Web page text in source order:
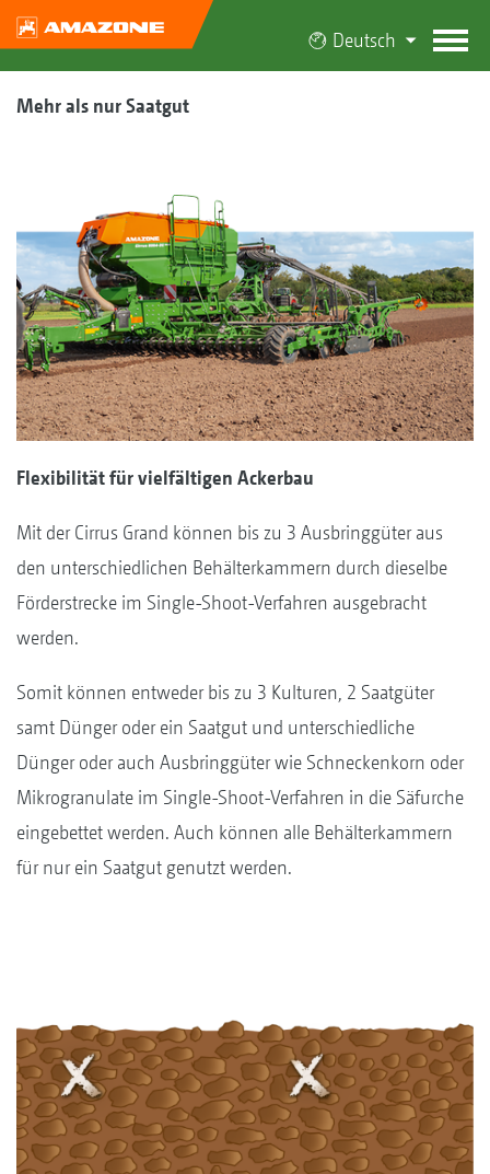
Deutsch
Mehr als nur Saatgut
Flexibilität für vielfältigen Ackerbau
Mit der Cirrus Grand können bis zu 3 Ausbringgüter aus
den unterschiedlichen Behälterkammern durch dieselbe
Förderstrecke im Single-Shoot-Verfahren ausgebracht
werden.
Somit können entweder bis zu 3 Kulturen, 2 Saatgüter
samt Dünger oder ein Saatgut und unterschiedliche
Dünger oder auch Ausbringgüter wie Schneckenkorn oder
Mikrogranulate im Single-Shoot-Verfahren in die Säfurche
eingebettet werden. Auch können alle Behälterkammern
für nur ein Saatgut genutzt werden.